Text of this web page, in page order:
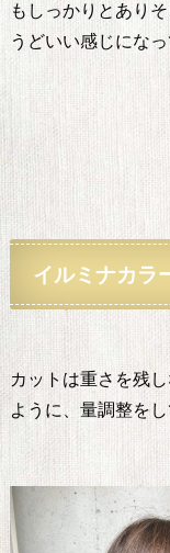
もしっかりとあり
うどいい感じになっ
イルミナカラ
カットは重さを残
ように、量調整をし